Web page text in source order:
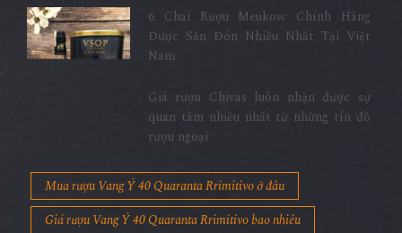
6 Chai Rượu Meukow Chính Hãng
Được Săn Đón Nhiều Nhất Tại Việt
Giá rượu Chivas luôn nhận được sự
quan tâm nhiều nhất từ những tín đồ
Mua rượu Vang Ý 40 Quaranta Rrimitivo ở đâu